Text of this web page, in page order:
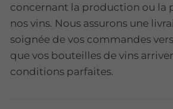
concernant la production ou la
nos vins. Nous assurons une
soignée de vos commandes
que vos bouteilles de vins
conditions parfaites.